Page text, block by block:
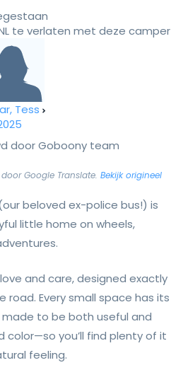
te verlaten met deze camper
Tess
door Goboony team
Google Translate. Bekijk origineel
beloved ex-police bus!) is
little home on wheels,
and care, designed exactly
road. Every small space has its
to be both useful and
color—so you’ll find plenty of it
feeling.